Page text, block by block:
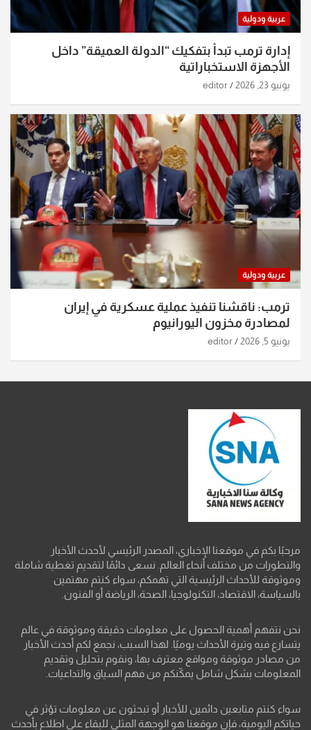
عربية ودولية
إدارة ترمب تبدأ بتفكيك “الدولة العميقة” داخل
الأجهزة الاستخباراتية
يونيو 23, 2026 editor
عربية ودولية
ترمب: ناقشنا تنفيذ عملية عسكرية في إيران
لمصادرة مخزون اليورانيوم
يونيو 5, 2026 editor
مرحبًا بكم في موقعنا الإخباري، المصدر الرئيسي لأحدث الأخبار
والتطورات من مختلف أنحاء العالم. نسعى دائمًا لتقديم تغطية شاملة
وموثوقة للأحداث الرئيسية التي تهمكم، سواء كنتم مهتمين
بالسياسة، الاقتصاد، التكنولوجيا، الصحة، الرياضة أو الفنون.
نحن نتفهم أهمية الحصول على معلومات دقيقة وموثوقة في عالم
يتسارع فيه وتيرة الأحداث يوميًا. لهذا السبب، نجمع لكم أحدث الأخبار
من مصادر موثوقة ومواقع معترف بها، ونقوم بتحليل وتقديم
المعلومات بشكل شامل يمكّنكم من فهم السياق والتداعيات.
سواء كنتم متابعين دائمين للأخبار أو تبحثون عن معلومات تؤثر في
حياتكم اليومية، فإن موقعنا هو الوجهة المثلى للبقاء على اطلاع بأحدث